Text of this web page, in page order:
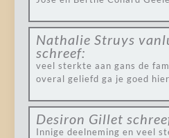
Nathalie Struys
schreef:
veel sterkte aan gans de
overal geliefd ga je goed
Desiron Gillet
Innige deelneming en veel